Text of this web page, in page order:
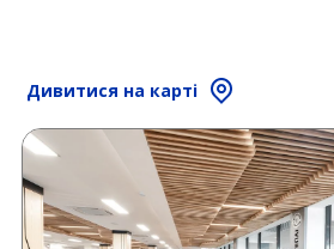
Дивитися на карті